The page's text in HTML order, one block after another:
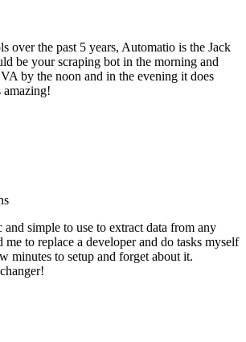
over the past 5 years, Automatio is the Jack
be your scraping bot in the morning and
by the noon and in the evening it does
amazing!
simple to use to extract data from any
to replace a developer and do tasks myself
minutes to setup and forget about it.